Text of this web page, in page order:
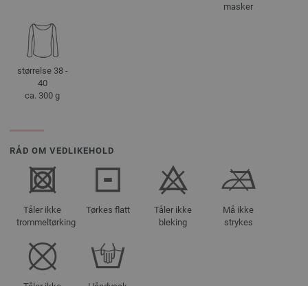
masker
størrelse 38 -
40
ca. 300 g
RÅD OM VEDLIKEHOLD
Tåler ikke
trommeltørking
Tørkes flatt
Tåler ikke
bleking
Må ikke
strykes